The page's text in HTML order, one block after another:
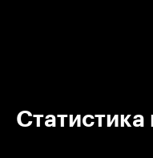
Статистика